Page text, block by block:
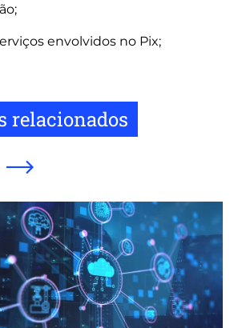
envolvidos no Pix;
relacionados